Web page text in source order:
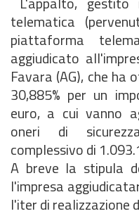
telematica
piattaforma
aggiudicato
Favara (AG), che
30,885% per un
euro, a cui vanno
oneri di
complessivo di
A breve la stipula
l'impresa
l'iter di realizzazione